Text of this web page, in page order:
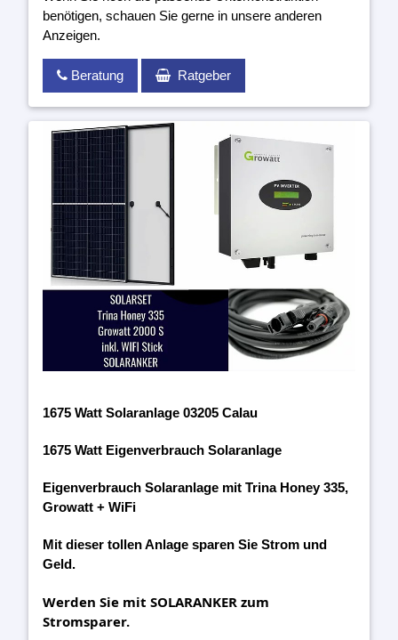
benötigen, schauen Sie gerne in unsere anderen
Anzeigen.
Beratung Ratgeber
1675 Watt Solaranlage 03205 Calau
1675 Watt Eigenverbrauch Solaranlage
Eigenverbrauch Solaranlage mit Trina Honey 335,
Growatt + WiFi
Mit dieser tollen Anlage sparen Sie Strom und
Geld.
Werden Sie mit SOLARANKER zum
Stromsparer.